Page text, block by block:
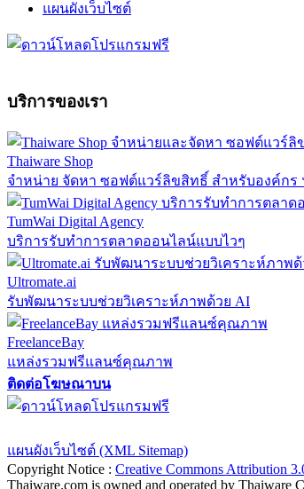
แผนผังเว็บไซต์
บริการของเรา
Thaiware Shop
จำหน่าย จัดหา ซอฟต์แวร์ลิขสิทธิ์ สำหรับองค์กร
TumWai Digital Agency
บริการรับทำการตลาดออนไลน์แบบไวๆ
Ultromate.ai
รับพัฒนาระบบช่วยวิเคราะห์ภาพด้วย AI
FreelanceBay
แหล่งรวมฟรีแลนซ์คุณภาพ
ติดต่อโฆษณาบน
แผนผังเว็บไซต์ (XML Sitemap)
Copyright Notice : Creative Commons Attribution
Thaiware.com is owned and operated by Thaiware